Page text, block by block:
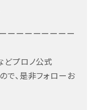
ーーーーーーーー
どプロノ公式
で、是非フォローお